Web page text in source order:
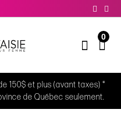
0
150$ et plus (avant taxes) *
de Québec seulement.